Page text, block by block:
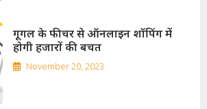
गूगल के फीचर से ऑनलाइन शॉपिंग में
होगी हजारों की बचत
November 20, 2023